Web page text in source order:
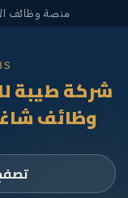
منصة وظائف
شركة طيبة
وظائف